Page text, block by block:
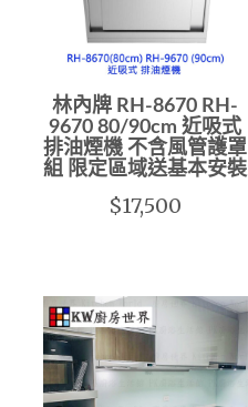
林內牌 RH-8670 RH-
9670 80/90cm 近吸式
排油煙機 不含風管護罩
組 限定區域送基本安裝
$17,500